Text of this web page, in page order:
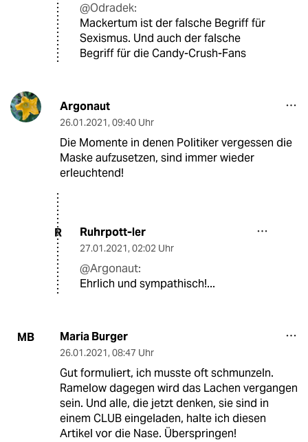
@Odradek:
Mackertum ist der falsche Begriff für
Sexismus. Und auch der falsche
Begriff für die Candy-Crush-Fans
Argonaut
26.01.2021, 09:40 Uhr
Die Momente in denen Politiker vergessen die
Maske aufzusetzen, sind immer wieder
erleuchtend!
R Ruhrpott-ler
27.01.2021, 02:02 Uhr
@Argonaut:
Ehrlich und sympathisch!...
MB Maria Burger
26.01.2021, 08:47 Uhr
Gut formuliert, ich musste oft schmunzeln.
Ramelow dagegen wird das Lachen vergangen
sein. Und alle, die jetzt denken, sie sind in
einem CLUB eingeladen, halte ich diesen
Artikel vor die Nase. Überspringen!